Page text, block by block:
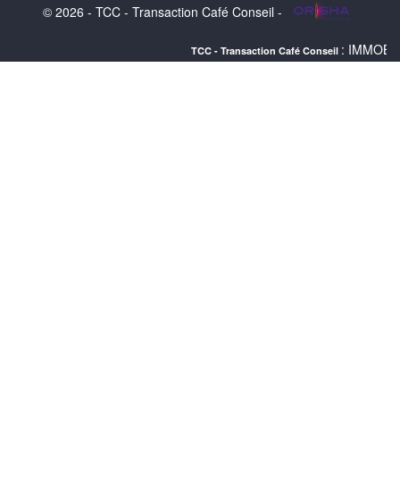
© 2026 - TCC - Transaction Café Conseil -
TCC - Transaction Café Conseil: IMMOBILIER